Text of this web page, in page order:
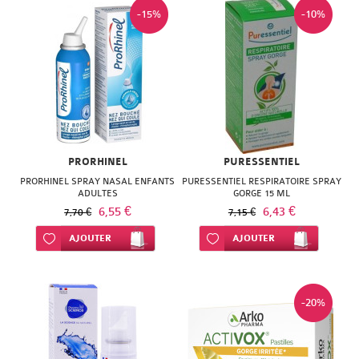
NATURACTIVE
NATURAL
NUTRITION
NATURE'S
PLUS
NUTERGIA
BAIN
LE
SENS
DES
FLEURS
MELVITA
NAT
-15%
PRORHINEL
PRORHINEL SPRAY NASAL ENFANTS
ADULTES
7,70 € 6,55 €
Ajouter à ma liste d’envie
AJOUTER
-10%
PURESSENTIEL
PURESSENTIEL RESPIRATOIRE SPRAY
GORGE 15 ML
7,15 € 6,43 €
Ajouter à ma liste d’envie
AJOUTER
-20%